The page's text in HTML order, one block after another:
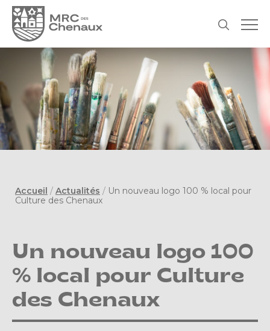
Accueil / Actualités / Un nouveau logo 100 % local pour
Culture des Chenaux
Un nouveau logo 100
% local pour Culture
des Chenaux